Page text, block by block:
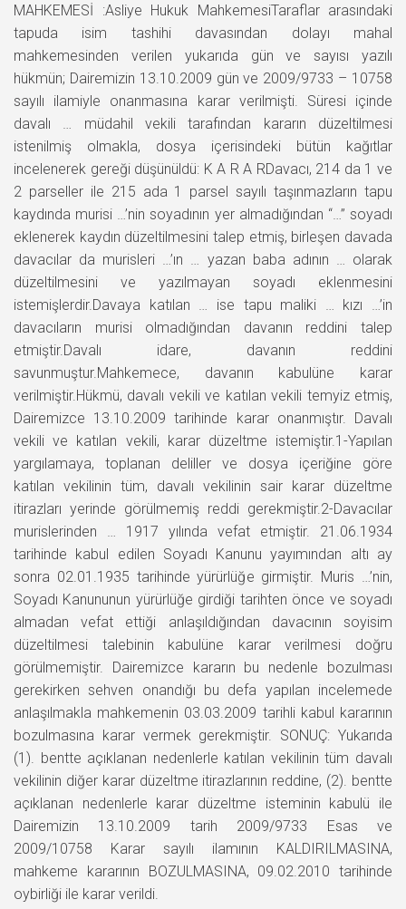
MAHKEMESİ :Asliye Hukuk MahkemesiTaraflar arasındaki
tapuda isim tashihi davasından dolayı mahal
mahkemesinden verilen yukarıda gün ve sayısı yazılı
hükmün; Dairemizin 13.10.2009 gün ve 2009/9733 – 10758
sayılı ilamiyle onanmasına karar verilmişti. Süresi içinde
davalı … müdahil vekili tarafından kararın düzeltilmesi
istenilmiş olmakla, dosya içerisindeki bütün kağıtlar
incelenerek gereği düşünüldü: K A R A RDavacı, 214 da 1 ve
2 parseller ile 215 ada 1 parsel sayılı taşınmazların tapu
kaydında murisi …’nin soyadının yer almadığından “…” soyadı
eklenerek kaydın düzeltilmesini talep etmiş, birleşen davada
davacılar da murisleri …’ın … yazan baba adının … olarak
düzeltilmesini ve yazılmayan soyadı eklenmesini
istemişlerdir.Davaya katılan … ise tapu maliki … kızı …’in
davacıların murisi olmadığından davanın reddini talep
etmiştir.Davalı idare, davanın reddini
savunmuştur.Mahkemece, davanın kabulüne karar
verilmiştir.Hükmü, davalı vekili ve katılan vekili temyiz etmiş,
Dairemizce 13.10.2009 tarihinde karar onanmıştır. Davalı
vekili ve katılan vekili, karar düzeltme istemiştir.1-Yapılan
yargılamaya, toplanan deliller ve dosya içeriğine göre
katılan vekilinin tüm, davalı vekilinin sair karar düzeltme
itirazları yerinde görülmemiş reddi gerekmiştir.2-Davacılar
murislerinden … 1917 yılında vefat etmiştir. 21.06.1934
tarihinde kabul edilen Soyadı Kanunu yayımından altı ay
sonra 02.01.1935 tarihinde yürürlüğe girmiştir. Muris …’nin,
Soyadı Kanununun yürürlüğe girdiği tarihten önce ve soyadı
almadan vefat ettiği anlaşıldığından davacının soyisim
düzeltilmesi talebinin kabulüne karar verilmesi doğru
görülmemiştir. Dairemizce kararın bu nedenle bozulması
gerekirken sehven onandığı bu defa yapılan incelemede
anlaşılmakla mahkemenin 03.03.2009 tarihli kabul kararının
bozulmasına karar vermek gerekmiştir. SONUÇ: Yukarıda
(1). bentte açıklanan nedenlerle katılan vekilinin tüm davalı
vekilinin diğer karar düzeltme itirazlarının reddine, (2). bentte
açıklanan nedenlerle karar düzeltme isteminin kabulü ile
Dairemizin 13.10.2009 tarih 2009/9733 Esas ve
2009/10758 Karar sayılı ilamının KALDIRILMASINA,
mahkeme kararının BOZULMASINA, 09.02.2010 tarihinde
oybirliği ile karar verildi.